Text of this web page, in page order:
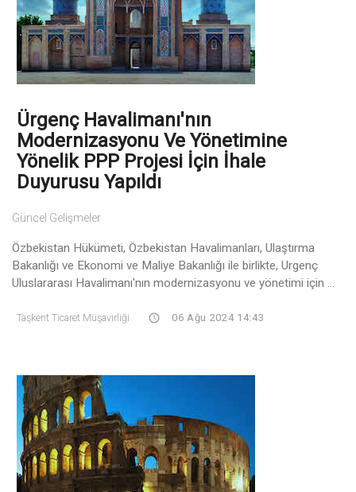
Ürgenç Havalimanı'nın
Modernizasyonu Ve Yönetimine
Yönelik PPP Projesi İçin İhale
Duyurusu Yapıldı
Güncel Gelişmeler
Özbekistan Hükümeti, Özbekistan Havalimanları, Ulaştırma
Bakanlığı ve Ekonomi ve Maliye Bakanlığı ile birlikte, Urgenç
Uluslararası Havalimanı'nın modernizasyonu ve yönetimi için ...
Taşkent Ticaret Müşavirliği 06 Ağu 2024 14:43